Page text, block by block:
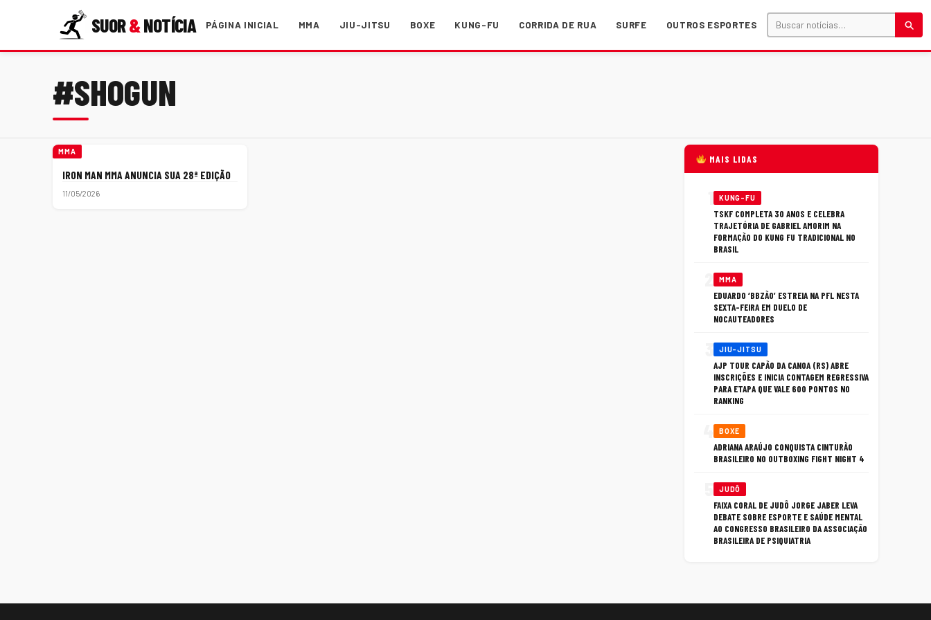
SUOR&NOTÍCIA PÁGINA INICIAL MMA JIU-JITSU BOXE KUNG-FU CORRIDA DE RUA SURFE OUTROS ESPORTES
#SHOGUN
MMA
IRON MAN MMA ANUNCIA SUA 28ª EDIÇÃO
11/05/2026
MAIS LIDAS
KUNG-FU
TSKF COMPLETA 30 ANOS E CELEBRA
TRAJETÓRIA DE GABRIEL AMORIM NA
FORMAÇÃO DO KUNG FU TRADICIONAL NO
BRASIL
MMA
EDUARDO ‘BBZÃO’ ESTREIA NA PFL NESTA
SEXTA-FEIRA EM DUELO DE
NOCAUTEADORES
JIU-JITSU
AJP TOUR CAPÃO DA CANOA (RS) ABRE
INSCRIÇÕES E INICIA CONTAGEM REGRESSIVA
PARA ETAPA QUE VALE 600 PONTOS NO
RANKING
BOXE
ADRIANA ARAÚJO CONQUISTA CINTURÃO
BRASILEIRO NO OUTBOXING FIGHT NIGHT 4
JUDÔ
FAIXA CORAL DE JUDÔ JORGE JABER LEVA
DEBATE SOBRE ESPORTE E SAÚDE MENTAL
AO CONGRESSO BRASILEIRO DA ASSOCIAÇÃO
BRASILEIRA DE PSIQUIATRIA